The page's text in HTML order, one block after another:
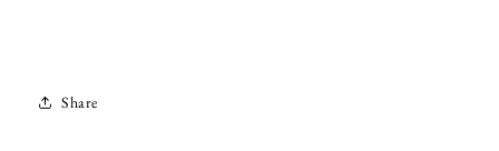
Share